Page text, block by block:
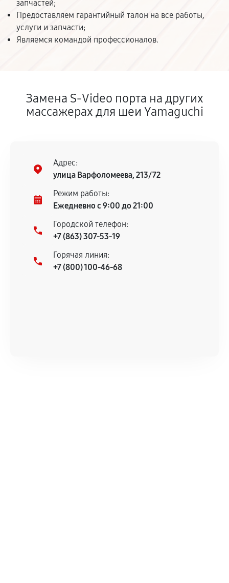
запчастей;
Предоставляем гарантийный талон на все работы,
услуги и запчасти;
Являемся командой профессионалов.
Замена S-Video порта на других
массажерах для шеи Yamaguchi
Адрес:
улица Варфоломеева, 213/72
Режим работы:
Ежедневно с 9:00 до 21:00
Городской телефон:
+7 (863) 307-53-19
Горячая линия:
+7 (800) 100-46-68